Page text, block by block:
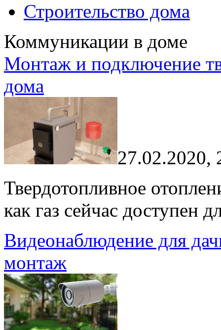
Строительство дома
Коммуникации в доме
Монтаж и подключение
дома
27.02.2020,
Твердотопливное
как газ сейчас доступен
Видеонаблюдение для
монтаж